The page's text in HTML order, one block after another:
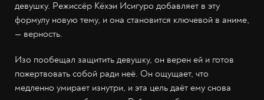
девушку. Режиссёр Кёхэи Исигуро добавляет в эту
формулу новую тему, и она становится ключевой в аниме,
— верность.
Изо пообещал защитить девушку, он верен ей и готов
пожертвовать собой ради неё. Он ощущает, что
медленно умирает изнутри, и эта цель даёт ему снова